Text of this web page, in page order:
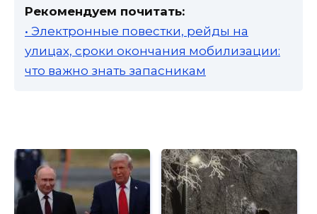
Рекомендуем почитать:
• Электронные повестки, рейды на
улицах, сроки окончания мобилизации:
что важно знать запасникам